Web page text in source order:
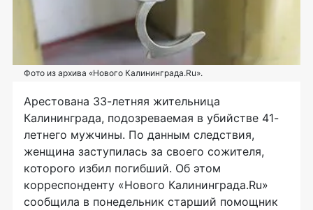
Фото из архива «Нового Калининграда.Ru».
Арестована 33-летняя жительница
Калининграда, подозреваемая в убийстве 41-
летнего мужчины. По данным следствия,
женщина заступилась за своего сожителя,
которого избил погибший. Об этом
корреспонденту «Нового Калининграда.Ru»
сообщила в понедельник старший помощник